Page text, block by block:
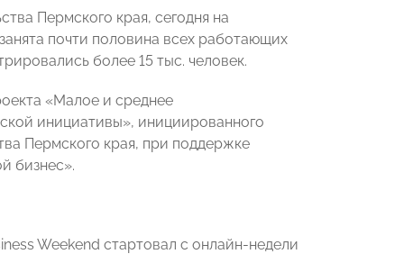
Пермского края, сегодня на
почти половина всех работающих
более 15 тыс. человек.
«Малое и среднее
инициативы», инициированного
Пермского края, при поддержке
бизнес».
Weekend стартовал с онлайн-недели